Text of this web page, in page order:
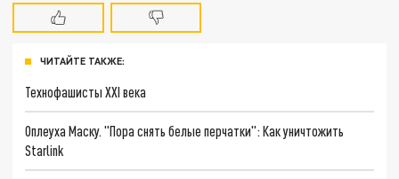
ЧИТАЙТЕ ТАКЖЕ:
Технофашисты XXI века
Оплеуха Маску. "Пора снять белые перчатки": Как уничтожить
Starlink